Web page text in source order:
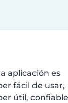
aplicación es
fácil de usar,
útil,